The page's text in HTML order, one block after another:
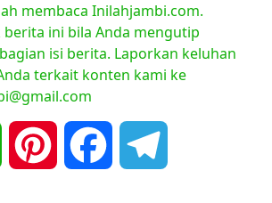
membaca Inilahjambi.com.
ini bila Anda mengutip
isi berita. Laporkan keluhan
terkait konten kami ke
WhatsAppPinterest Facebook